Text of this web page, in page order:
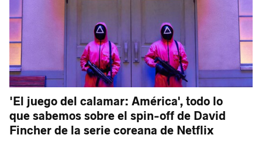
'El juego del calamar: América', todo lo
que sabemos sobre el spin-off de David
Fincher de la serie coreana de Netflix